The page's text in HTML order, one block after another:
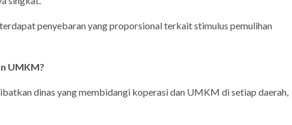
penyebaran yang proporsional terkait stimulus pemulihan
UMKM?
dinas yang membidangi koperasi dan UMKM di setiap daerah,